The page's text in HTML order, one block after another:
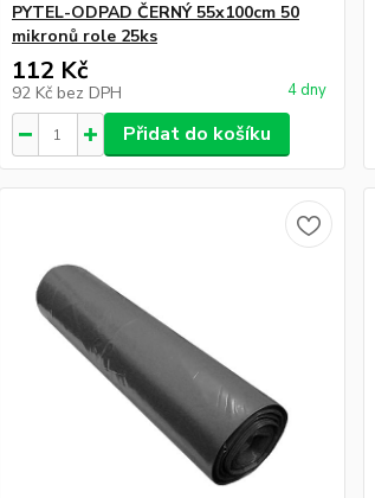
PYTEL-ODPAD ČERNÝ 55x100cm 50
mikronů role 25ks
112 Kč
92 Kč bez DPH 4 dny
Přidat do košíku